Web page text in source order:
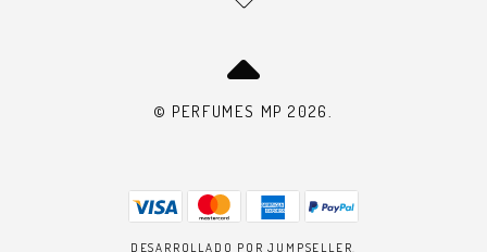
© PERFUMES MP 2026.
DESARROLLADO POR JUMPSELLER.